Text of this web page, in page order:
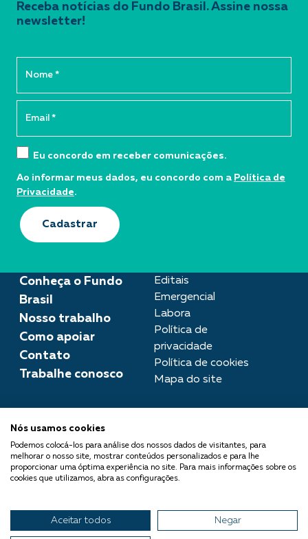
Conheça o Fundo
Brasil
Nosso trabalho
Como apoiar
Contato
Trabalhe conosco
Editais
Emergencial
Labora
Política de
privacidade
Política de cookies
Mapa do site
imprensa@fundobrasil.org.br
O Fundo Brasil integra a Rede
Comuá - Filantropia que
Receba notícias do Fundo Brasil. Assine nossa
newsletter!
Eu concordo em receber comunicações.
Ao informar meus dados, eu concordo com a Política de
Privacidade.
Cadastrar
© 2026 Fundo Brasil.
Nós usamos cookies
Podemos colocá-los para análise dos nossos dados de visitantes, para
melhorar o nosso site, mostrar conteúdos personalizados e para lhe
proporcionar uma óptima experiência no site. Para mais informações sobre os
cookies que utilizamos, abra as configurações.
Aceitar todos Negar